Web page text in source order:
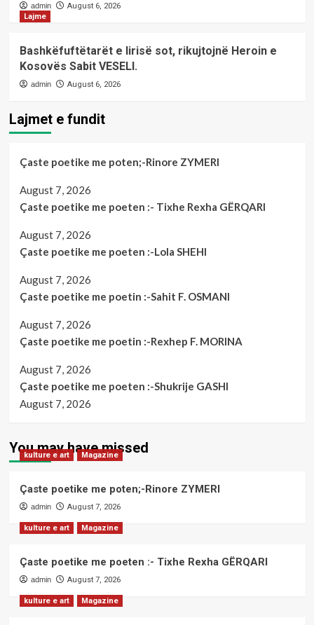
admin
August 6, 2026
Lajme
Bashkëfuftëtarët e lirisë sot, rikujtojnë Heroin e
Kosovës Sabit VESELI.
admin August 6, 2026
Lajmet e fundit
Çaste poetike me poten;-Rinore ZYMERI
August 7, 2026
Çaste poetike me poeten :- Tixhe Rexha GËRQARI
August 7, 2026
Çaste poetike me poeten :-Lola SHEHI
August 7, 2026
Çaste poetike me poetin :-Sahit F. OSMANI
August 7, 2026
Çaste poetike me poetin :-Rexhep F. MORINA
August 7, 2026
Çaste poetike me poeten :-Shukrije GASHI
August 7, 2026
You may have missed
kulture e art Magazine
Çaste poetike me poten;-Rinore ZYMERI
admin August 7, 2026
kulture e art Magazine
Çaste poetike me poeten :- Tixhe Rexha GËRQARI
admin August 7, 2026
kulture e art Magazine